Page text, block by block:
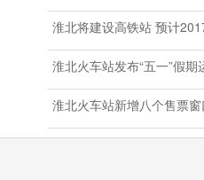
淮北将建设高铁站 预计
淮北火车站发布“五一”假期
淮北火车站新增八个售票窗